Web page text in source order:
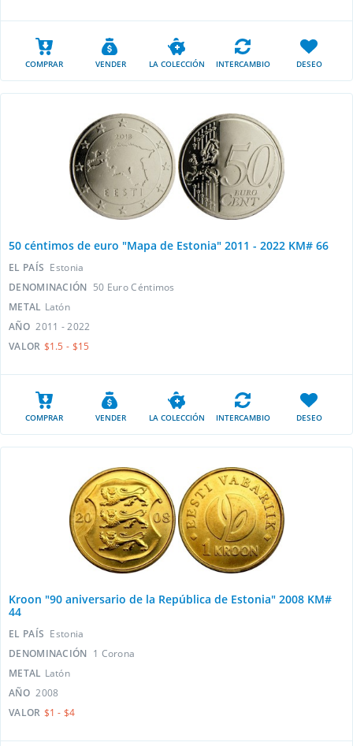
COMPRAR VENDER LA COLECCIÓN INTERCAMBIO DESEO
50 céntimos de euro "Mapa de Estonia" 2011 - 2022 KM# 66
EL PAÍS Estonia
DENOMINACIÓN 50 Euro Céntimos
METAL Latón
AÑO 2011 - 2022
VALOR $1.5 - $15
COMPRAR VENDER LA COLECCIÓN INTERCAMBIO DESEO
Kroon "90 aniversario de la República de Estonia" 2008 KM#
44
EL PAÍS Estonia
DENOMINACIÓN 1 Сorona
METAL Latón
AÑO 2008
VALOR $1 - $4